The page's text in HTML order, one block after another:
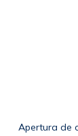
Apertura de